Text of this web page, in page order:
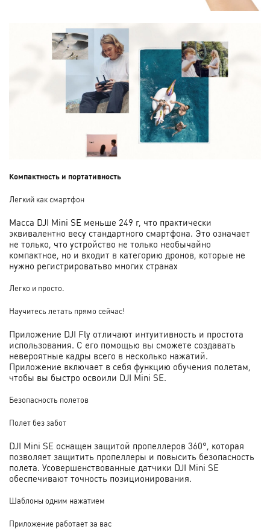
Компактность и портативность
Легкий как смартфон
Масса DJI Mini SE меньше 249 г, что практически
эквивалентно весу стандартного смартфона. Это означает
не только, что устройство не только необычайно
компактное, но и входит в категорию дронов, которые не
нужно регистрироватьво многих странах
Легко и просто.
Научитесь летать прямо сейчас!
Приложение DJI Fly отличают интуитивность и простота
использования. С его помощью вы сможете создавать
невероятные кадры всего в несколько нажатий.
Приложение включает в себя функцию обучения полетам,
чтобы вы быстро освоили DJI Mini SE.
Безопасность полетов
Полет без забот
DJI Mini SE оснащен защитой пропеллеров 360°, которая
позволяет защитить пропеллеры и повысить безопасность
полета. Усовершенствованные датчики DJI Mini SE
обеспечивают точность позиционирования.
Шаблоны одним нажатием
Приложение работает за вас